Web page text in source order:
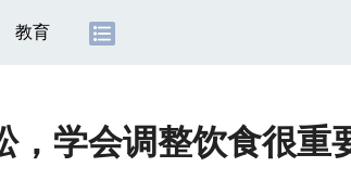
教育
学会调整饮食很重